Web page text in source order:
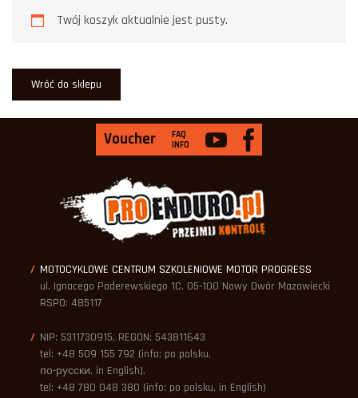
Twój koszyk aktualnie jest pusty.
Wróć do sklepu
Voucher
FAQ
INFO
MOTOCYKLOWE CENTRUM SZKOLENIOWE MOTOR PROGRESS
ul. Ignacego Paderewskiego 1C, 05-100 Nowy Dwór Mazowiecki
RSPO: 485117
NIP: 5311730915, REGON: 543811643
tel: +48 509 155 792 (info: po polsku,
по-русски, in English),
tel: +48 780 048 380 (info: po polsku, in English)